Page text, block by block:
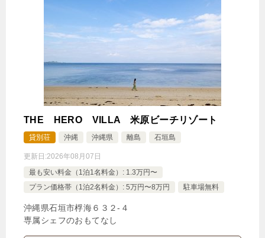
🍴朝食・夕食 IN 15:00- OUT -10:00
ヴィラタイプ（4名定員・プライベートプール付）
【選べるお部屋と価格】
30,140円 ヴィラタイプ（4名定員・プライベ
THE HERO VILLA 米原ビーチリゾート
貸別荘 沖縄 沖縄県 離島 石垣島
更新日:2026年08月07日
最も安い料金（1泊1名料金）: 1.3万円〜
プラン価格帯（1泊2名料金）: 5万円〜8万円
駐車場無料
沖縄県石垣市桴海６３２‐４
専属シェフのおもてなし